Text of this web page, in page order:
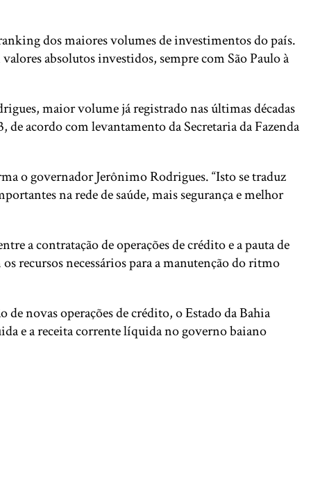
dos maiores volumes de investimentos do país.
absolutos investidos, sempre com São Paulo à
maior volume já registrado nas últimas décadas
acordo com levantamento da Secretaria da Fazenda
o governador Jerônimo Rodrigues. “Isto se traduz
na rede de saúde, mais segurança e melhor
a contratação de operações de crédito e a pauta de
recursos necessários para a manutenção do ritmo
novas operações de crédito, o Estado da Bahia
e a receita corrente líquida no governo baiano